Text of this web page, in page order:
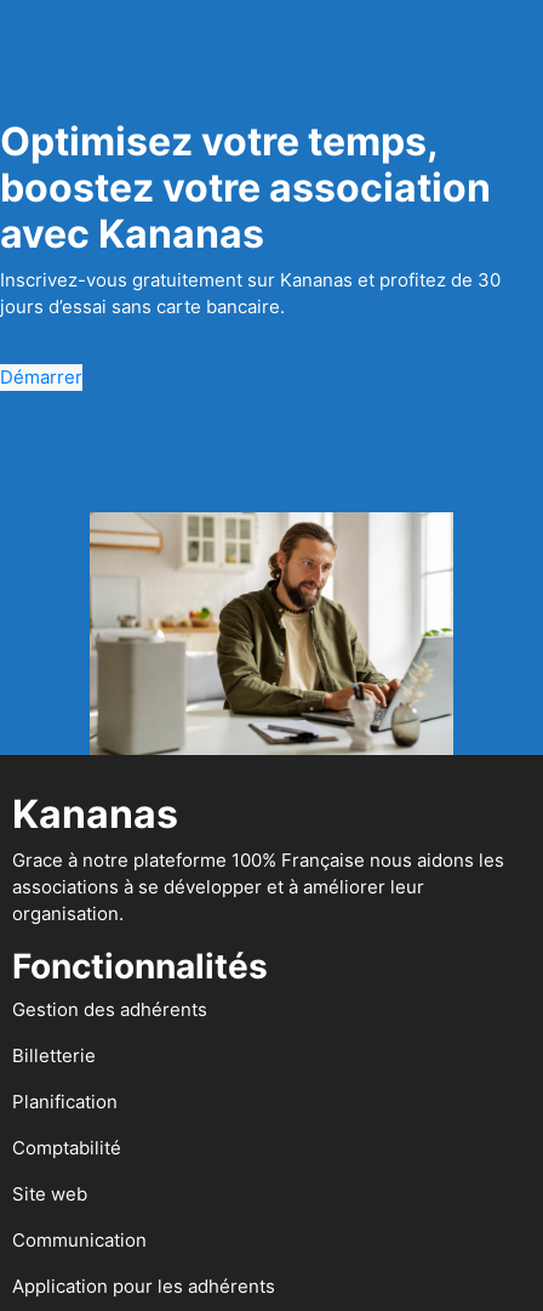
Optimisez votre temps,
boostez votre association
avec Kananas
Inscrivez-vous gratuitement sur Kananas et profitez de 30
jours d’essai sans carte bancaire.
Démarrer
Kananas
Grace à notre plateforme 100% Française nous aidons les
associations à se développer et à améliorer leur
organisation.
Fonctionnalités
Gestion des adhérents
Billetterie
Planification
Comptabilité
Site web
Communication
Application pour les adhérents